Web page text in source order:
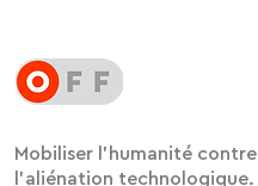
Mobiliser l'humanité contre
l'aliénation technologique.